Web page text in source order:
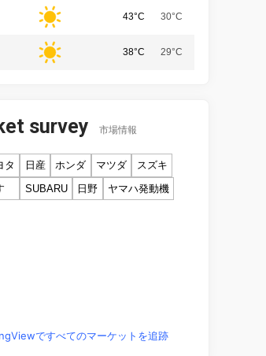
43°C 30°C
38°C 29°C
survey 市場情報
タ 日産 ホンダ マツダ
スズキ
SUBARU 日野 ヤマハ発動機
ですべてのマーケットを追跡